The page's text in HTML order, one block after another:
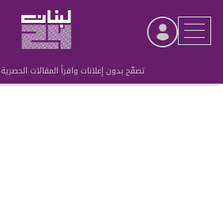
تصفّح بدون إعلانات واقرأ المقالات الحصرية
Advertisement